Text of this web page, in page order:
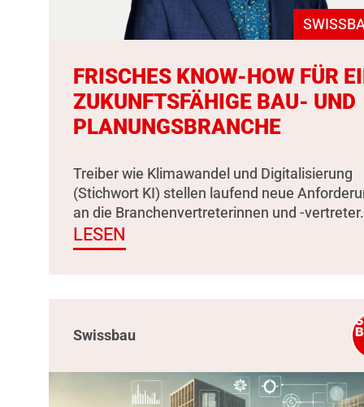
FRISCHES KNOW-HOW FÜR
ZUKUNFTSFÄHIGE BAU- UND
PLANUNGSBRANCHE
Treiber wie Klimawandel und Digitalisierung
(Stichwort KI) stellen laufend neue
an die Branchenvertreterinnen und -vertreter.
LESEN
Swissbau